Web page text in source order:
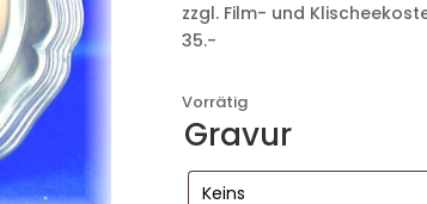
zzgl. Film- und
35.-
Vorrätig
Gravur